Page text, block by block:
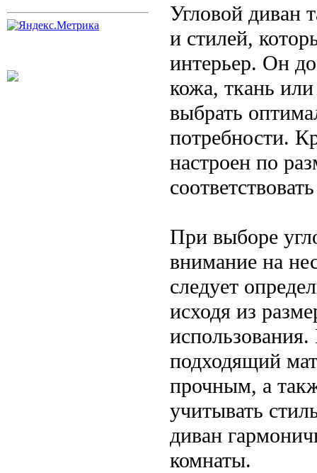
Угловой диван
и стилей,
интерьер. Он
кожа, ткань
выбрать
потребности.
настроен по
При выборе
внимание на
следует
исходя из
подходящий
прочным, а
учитывать
диван
комнаты.